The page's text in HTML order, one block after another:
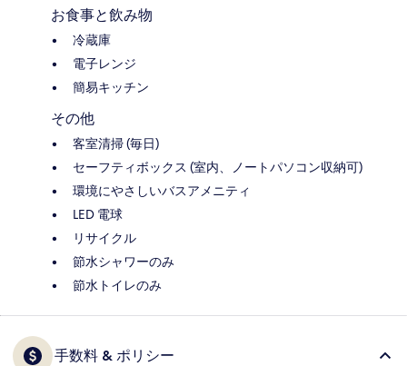
お食事と飲み物
冷蔵庫
電子レンジ
簡易キッチン
その他
客室清掃 (毎日)
セーフティボックス (室内、ノートパソコン収納可)
環境にやさしいバスアメニティ
LED 電球
リサイクル
節水シャワーのみ
節水トイレのみ
手数料 & ポリシー